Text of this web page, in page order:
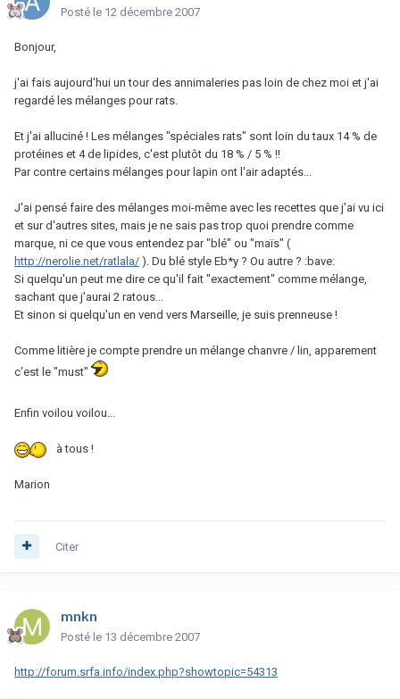
Posté le 12 décembre 2007
Bonjour,
j'ai fais aujourd'hui un tour des annimaleries pas loin de chez moi et j'ai
regardé les mélanges pour rats.
Et j'ai alluciné ! Les mélanges "spéciales rats" sont loin du taux 14 % de
protéines et 4 de lipides, c'est plutôt du 18 % / 5 % !!
Par contre certains mélanges pour lapin ont l'air adaptés...
J'ai pensé faire des mélanges moi-même avec les recettes que j'ai vu ici
et sur d'autres sites, mais je ne sais pas trop quoi prendre comme
marque, ni ce que vous entendez par "blé" ou "maïs" (
http://nerolie.net/ratlala/ ). Du blé style Eb*y ? Ou autre ? :bave:
Si quelqu'un peut me dire ce qu'il fait "exactement" comme mélange,
sachant que j'aurai 2 ratous...
Et sinon si quelqu'un en vend vers Marseille, je suis prenneuse !
Comme litière je compte prendre un mélange chanvre / lin, apparement
c'est le "must"
Enfin voilou voilou...
à tous !
Marion
Citer
mnkn
Posté le 13 décembre 2007
http://forum.srfa.info/index.php?showtopic=54313